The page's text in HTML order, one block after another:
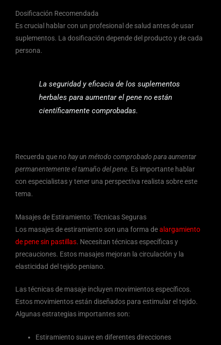
Dosificación Recomendada
Es crucial hablar con un profesional de salud antes de usar
suplementos. La dosificación depende del producto y de cada
persona.
La seguridad y eficacia de los suplementos
herbales para aumentar el pene no están
científicamente comprobadas.
Recuerda queno hay un método comprobado para aumentar
permanentemente el tamaño del pene. Es importante hablar
con especialistas y tener una perspectiva realista sobre este
tema.
Masajes de Estiramiento: Técnicas Seguras
Los masajes de estiramiento son una forma dealargamiento
de pene sin pastillas. Necesitan técnicas específicas y
precauciones. Estos masajes mejoran la circulación y la
elasticidad del tejido peniano.
Las técnicas de masaje incluyen movimientos específicos.
Estos movimientos están diseñados para estimular el tejido.
Algunas estrategias importantes son:
Estiramiento suave en diferentes direcciones